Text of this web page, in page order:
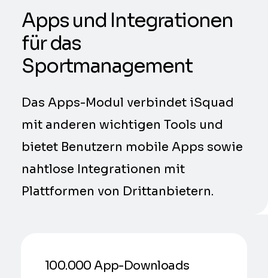
Apps und Integrationen
für das
Sportmanagement
Das Apps-Modul verbindet iSquad
mit anderen wichtigen Tools und
bietet Benutzern mobile Apps sowie
nahtlose Integrationen mit
Plattformen von Drittanbietern.
100.000 App-Downloads